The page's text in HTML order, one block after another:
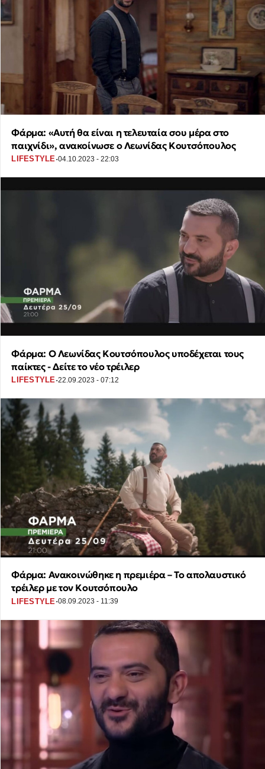
Φάρμα: «Αυτή θα είναι η τελευταία σου μέρα στο
παιχνίδι», ανακοίνωσε ο Λεωνίδας Κουτσόπουλος
LIFESTYLE·04.10.2023 - 22:03
Φάρμα: Ο Λεωνίδας Κουτσόπουλος υποδέχεται τους
παίκτες - Δείτε το νέο τρέιλερ
LIFESTYLE·22.09.2023 - 07:12
Φάρμα: Ανακοινώθηκε η πρεμιέρα – Το απολαυστικό
τρέιλερ με τον Κουτσόπουλο
LIFESTYLE ·08.09.2023 - 11:39